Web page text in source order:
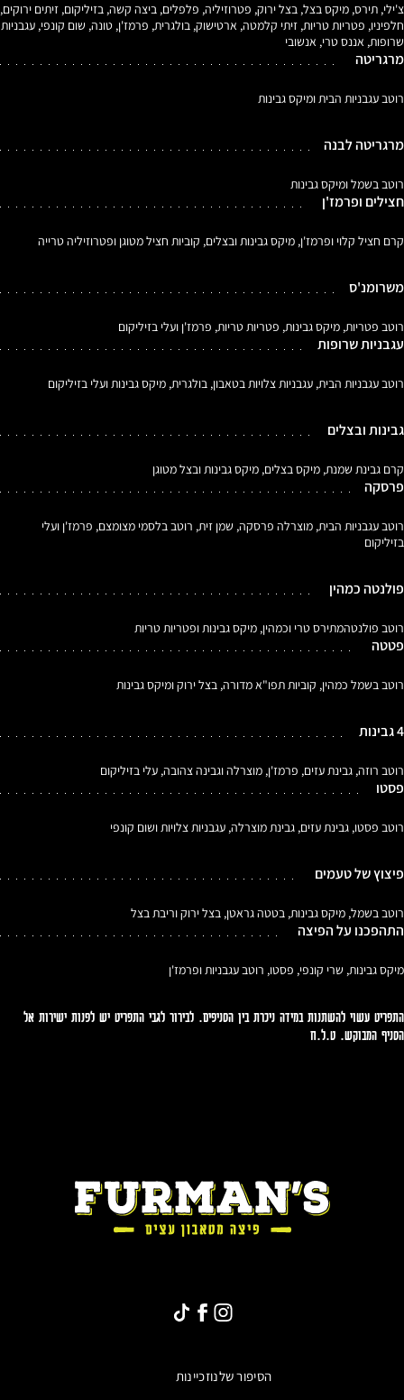
צ'ילי, תירס, מיקס בצל, בצל ירוק, פטרוזיליה, פלפלים, ביצה קשה, בזיליקום, זיתים ירוקים,
חלפיניו, פטריות טריות, זיתי קלמטה, ארטישוק, בולגרית, פרמז'ן, טונה, שום קונפי, עגבניות
שרופות, אננס טרי, אנשובי
מרגריטה
רוטב עגבניות הבית ומיקס גבינות
מרגריטה לבנה
רוטב בשמל ומיקס גבינות
חצילים ופרמז'ן
קרם חציל קלוי ופרמז'ן, מיקס גבינות ובצלים, קוביות חציל מטוגן ופטרוזיליה טרייה
משרומנ'ס
רוטב פטריות, מיקס גבינות, פטריות טריות, פרמז'ן ועלי בזיליקום
עגבניות שרופות
רוטב עגבניות הבית, עגבניות צלויות בטאבון, בולגרית, מיקס גבינות ועלי בזיליקום
גבינות ובצלים
קרם גבינת שמנת, מיקס בצלים, מיקס גבינות ובצל מטוגן
פרסקה
רוטב עגבניות הבית, מוצרלה פרסקה, שמן זית, רוטב בלסמי מצומצם, פרמז'ן ועלי
בזיליקום
פולנטה כמהין
רוטב פולנטהמתירס טרי וכמהין, מיקס גבינות ופטריות טריות
פטטה
רוטב בשמל כמהין, קוביות תפו"א מדורה, בצל ירוק ומיקס גבינות
4 גבינות
רוטב רוזה, גבינת עזים, פרמז'ן, מוצרלה וגבינה צהובה, עלי בזיליקום
פסטו
רוטב פסטו, גבינת עזים, גבינת מוצרלה, עגבניות צלויות ושום קונפי
פיצוץ של טעמים
רוטב בשמל, מיקס גבינות, בטטה גראטן, בצל ירוק וריבת בצל
התהפכנו על הפיצה
מיקס גבינות, שרי קונפי, פסטו, רוטב עגבניות ופרמז'ן
התפריט עשוי להשתנות במידה ניכרת בין הסניפים. לבירור לגבי התפריט יש לפנות ישירות אל
הסניף המבוקש. ט.ל.ח
הסיפור שלנוזכיינות
Furmans
באינסטגרם
לעמוד
של
Tiktok